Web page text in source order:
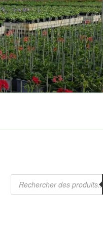
Recherche